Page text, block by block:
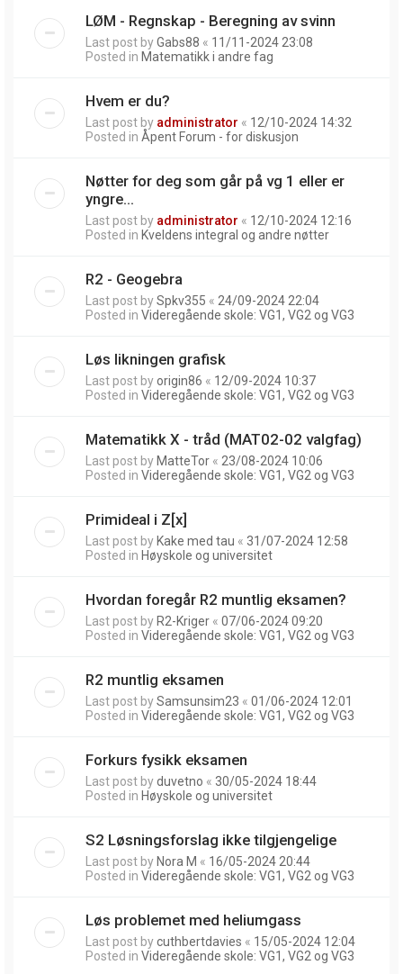
LØM - Regnskap - Beregning av svinn
Last post byGabs88 « 11/11-2024 23:08
Posted in Matematikk i andre fag
Hvem er du?
Last post by administrator « 12/10-2024 14:32
Posted in Åpent Forum - for diskusjon
Nøtter for deg som går på vg 1 eller er
yngre...
Last post by administrator « 12/10-2024 12:16
Posted in Kveldens integral og andre nøtter
R2 - Geogebra
Last post bySpkv355 « 24/09-2024 22:04
Posted in Videregående skole: VG1, VG2 og VG3
Løs likningen grafisk
Last post byorigin86 « 12/09-2024 10:37
Posted in Videregående skole: VG1, VG2 og VG3
Matematikk X - tråd (MAT02-02 valgfag)
Last post by MatteTor « 23/08-2024 10:06
Posted in Videregående skole: VG1, VG2 og VG3
Primideal i Z[x]
Last post by Kake med tau « 31/07-2024 12:58
Posted in Høyskole og universitet
Hvordan foregår R2 muntlig eksamen?
Last post by R2-Kriger « 07/06-2024 09:20
Posted in Videregående skole: VG1, VG2 og VG3
R2 muntlig eksamen
Last post bySamsunsim23 « 01/06-2024 12:01
Posted in Videregående skole: VG1, VG2 og VG3
Forkurs fysikk eksamen
Last post byduvetno « 30/05-2024 18:44
Posted in Høyskole og universitet
S2 Løsningsforslag ikke tilgjengelige
Last post by Nora M « 16/05-2024 20:44
Posted in Videregående skole: VG1, VG2 og VG3
Løs problemet med heliumgass
Last post bycuthbertdavies « 15/05-2024 12:04
Posted in Videregående skole: VG1, VG2 og VG3